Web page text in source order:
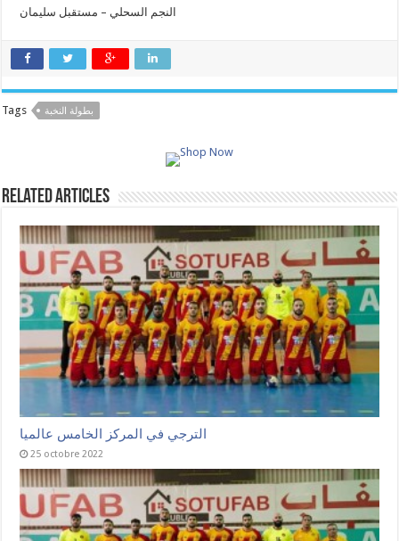
النجم السحلي – مستقبل سليمان
Tags بطولة النخبة
Related Articles
الترجي في المركز الخامس عالميا
25 octobre 2022